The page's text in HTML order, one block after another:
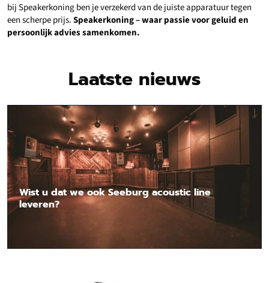
bij Speakerkoning ben je verzekerd van de juiste apparatuur tegen
een scherpe prijs.Speakerkoning – waar passie voor geluid en
persoonlijk advies samenkomen.
Laatste nieuws
Wist u dat we ook Seeburg acoustic line
leveren?